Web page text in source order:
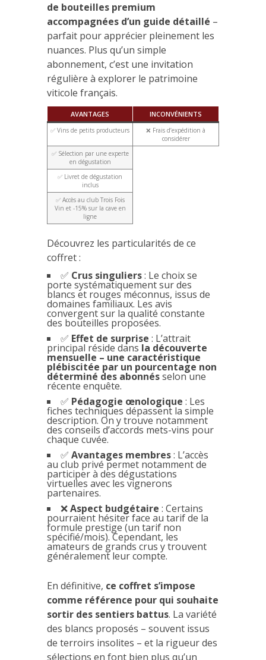
de bouteilles premium
accompagnées d’un guide détaillé –
parfait pour apprécier pleinement les
nuances. Plus qu’un simple
abonnement, c’est une invitation
régulière à explorer le patrimoine
viticole français.
AVANTAGES INCONVÉNIENTS
✅ Vins de petits producteurs
❌ Frais d’expédition à
considérer
✅ Sélection par une experte
en dégustation
✅ Livret de dégustation
inclus
✅ Accès au club Trois Fois
Vin et -15% sur la cave en
ligne
Découvrez les particularités de ce
coffret :
✅ Crus singuliers: Le choix se
porte systématiquement sur des
blancs et rouges méconnus, issus de
domaines familiaux. Les avis
convergent sur la qualité constante
des bouteilles proposées.
✅ Effet de surprise : L’attrait
principal réside dans la découverte
mensuelle – une caractéristique
plébiscitée par un pourcentage non
déterminé des abonnésselon une
récente enquête.
✅ Pédagogie œnologique : Les
fiches techniques dépassent la simple
description. On y trouve notamment
des conseils d’accords mets-vins pour
chaque cuvée.
✅ Avantages membres: L’accès
au club privé permet notamment de
participer à des dégustations
virtuelles avec les vignerons
partenaires.
❌Aspect budgétaire : Certains
pourraient hésiter face au tarif de la
formule prestige (un tarif non
spécifié/mois). Cependant, les
amateurs de grands crus y trouvent
généralement leur compte.
En définitive, ce coffret s’impose
comme référence pour qui souhaite
sortir des sentiers battus. La variété
des blancs proposés – souvent issus
de terroirs insolites – et la rigueur des
sélections en font bien plus qu’un